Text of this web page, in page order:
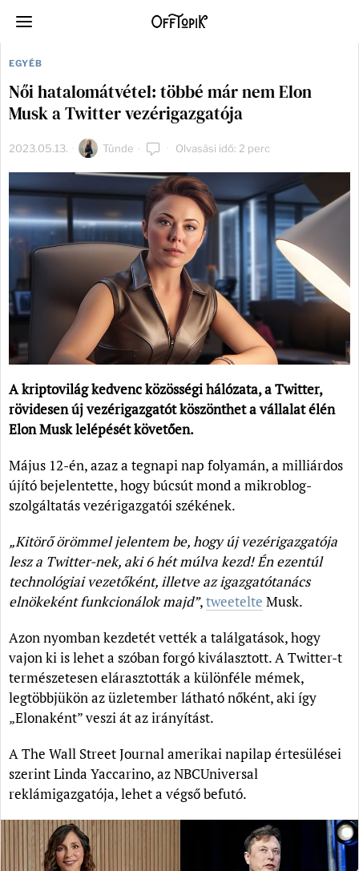
EGYÉB
Női hatalomátvétel: többé már nem Elon
Musk a Twitter vezérigazgatója
2023.05.13. Tünde Olvasási idő: 2 perc
A kriptovilág kedvenc közösségi hálózata, a Twitter,
rövidesen új vezérigazgatót köszönthet a vállalat élén
Elon Musk lelépését követően.
Május 12-én, azaz a tegnapi nap folyamán, a milliárdos
újító bejelentette, hogy búcsút mond a mikroblog-
szolgáltatás vezérigazgatói székének.
„Kitörő örömmel jelentem be, hogy új vezérigazgatója
lesz a Twitter-nek, aki 6 hét múlva kezd! Én ezentúl
technológiai vezetőként, illetve az igazgatótanács
elnökeként funkcionálok majd”,tweetelte Musk.
Azon nyomban kezdetét vették a találgatások, hogy
vajon ki is lehet a szóban forgó kiválasztott. A Twitter-t
természetesen elárasztották a különféle mémek,
legtöbbjükön az üzletember látható nőként, aki így
„Elonaként” veszi át az irányítást.
A The Wall Street Journal amerikai napilap értesülései
szerint Linda Yaccarino, az NBCUniversal
reklámigazgatója, lehet a végső befutó.